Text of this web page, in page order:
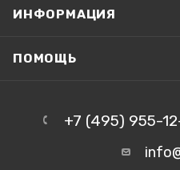
ИНФОРМАЦИЯ
ПОМОЩЬ
+7 (495) 955-